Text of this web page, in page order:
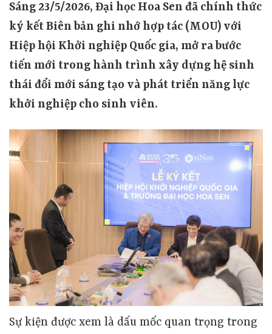
Sáng 23/5/2026, Đại học Hoa Sen đã chính thức
ký kết Biên bản ghi nhớ hợp tác (MOU) với
Hiệp hội Khởi nghiệp Quốc gia, mở ra bước
tiến mới trong hành trình xây dựng hệ sinh
thái đổi mới sáng tạo và phát triển năng lực
khởi nghiệp cho sinh viên.
Sự kiện được xem là dấu mốc quan trọng trong